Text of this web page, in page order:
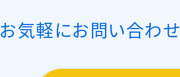
お気軽にお問い合わせ